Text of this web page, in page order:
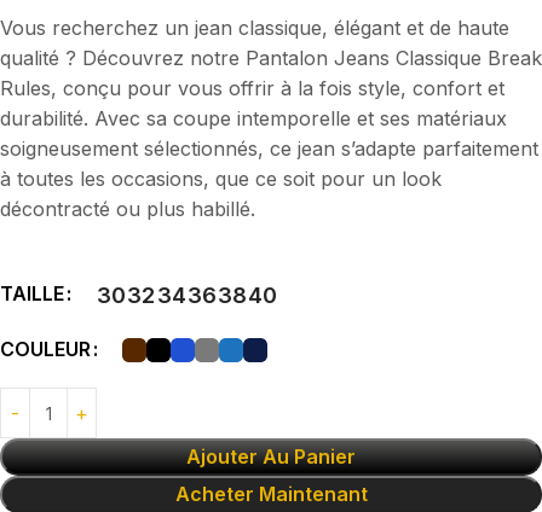
Vous recherchez un jean classique, élégant et de haute
qualité ? Découvrez notre Pantalon Jeans Classique Break
Rules, conçu pour vous offrir à la fois style, confort et
durabilité. Avec sa coupe intemporelle et ses matériaux
soigneusement sélectionnés, ce jean s’adapte parfaitement
à toutes les occasions, que ce soit pour un look
décontracté ou plus habillé.
TAILLE 303234363840
COULEUR
Ajouter Au Panier
Acheter Maintenant